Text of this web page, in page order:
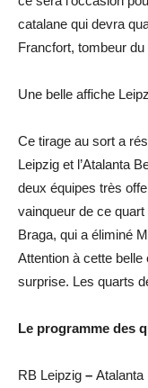
catalane qui devra
Francfort, tombeur
Une belle affiche
Ce tirage au sort a
Leipzig et l’Atalanta
deux équipes très
vainqueur de ce
Braga, qui a éliminé
Attention à cette
surprise. Les quarts
Le programme des
RB Leipzig – Atalanta